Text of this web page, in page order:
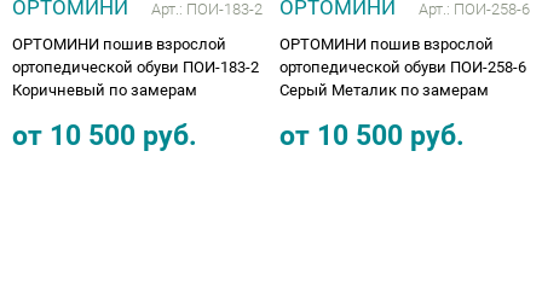
ОРТОМИНИ Арт.: ПОИ-183-2
ОРТОМИНИ пошив взрослой
ортопедической обуви ПОИ-183-2
Коричневый по замерам
от 10 500 руб.
ОРТОМИНИ Арт.: ПОИ-258-6
ОРТОМИНИ пошив взрослой
ортопедической обуви ПОИ-258-6
Серый Металик по замерам
от 10 500 руб.